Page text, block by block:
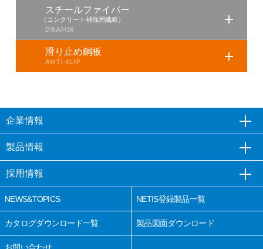
スチールファイバー
（コンクリート補強用繊維）
滑り止め鋼板
企業情報
製品情報
採用情報
NEWS&TOPICS NETIS登録製品一覧
カタログダウンロード一覧 製品図面ダウンロード